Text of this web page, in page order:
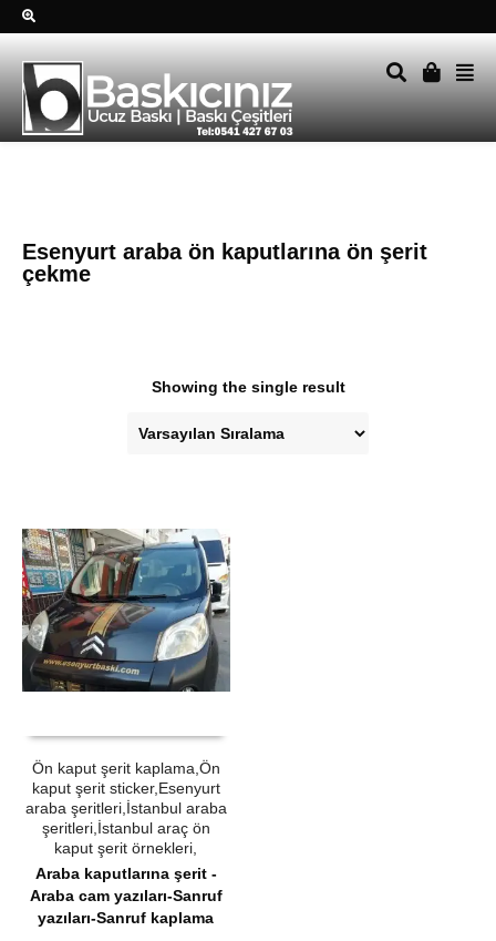
Esenyurt araba ön kaputlarına ön şerit
çekme
Showing the single result
Ön kaput şerit kaplama,Ön
kaput şerit sticker,Esenyurt
araba şeritleri,İstanbul araba
şeritleri,İstanbul araç ön
kaput şerit örnekleri,
Araba kaputlarına şerit -
Araba cam yazıları-Sanruf
yazıları-Sanruf kaplama